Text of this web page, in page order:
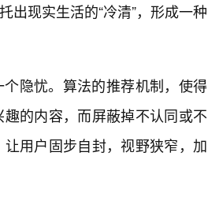
出现实生活的“冷清”，形成一种
隐忧。算法的推荐机制，使得
的内容，而屏蔽掉不认同或不
用户固步自封，视野狭窄，加